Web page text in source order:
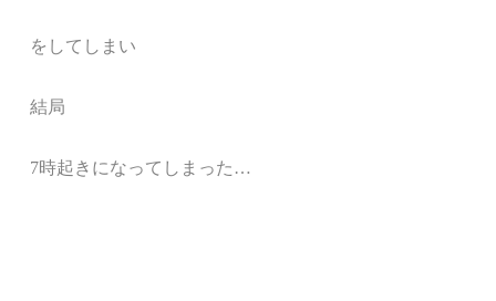
をしてしまい
結局
7時起きになってしまった…